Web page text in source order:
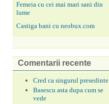
Femeia cu cei mai mari sani din
lume
Castiga bani cu neobux.com
Comentarii recente
Cred ca singurul presedinte
Basescu asta dupa cum se
vede